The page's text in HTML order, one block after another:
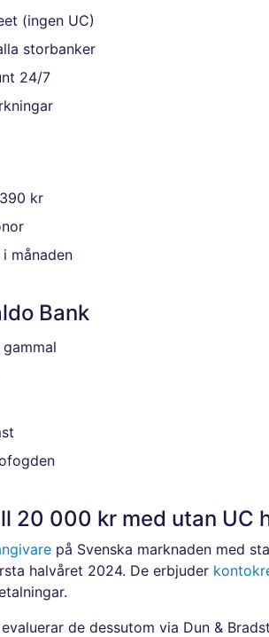
(ingen UC)
storbanker
24/7
kr
månaden
Bank
20 000 kr med utan UC
på Svenska marknaden med
halvåret 2024. De erbjuder
de dessutom via Dun &